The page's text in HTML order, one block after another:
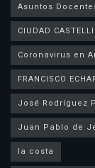
Asuntos
CIUDAD CASTELLI
Coronavirus en
FRANCISCO
José Rodríguez
la costa